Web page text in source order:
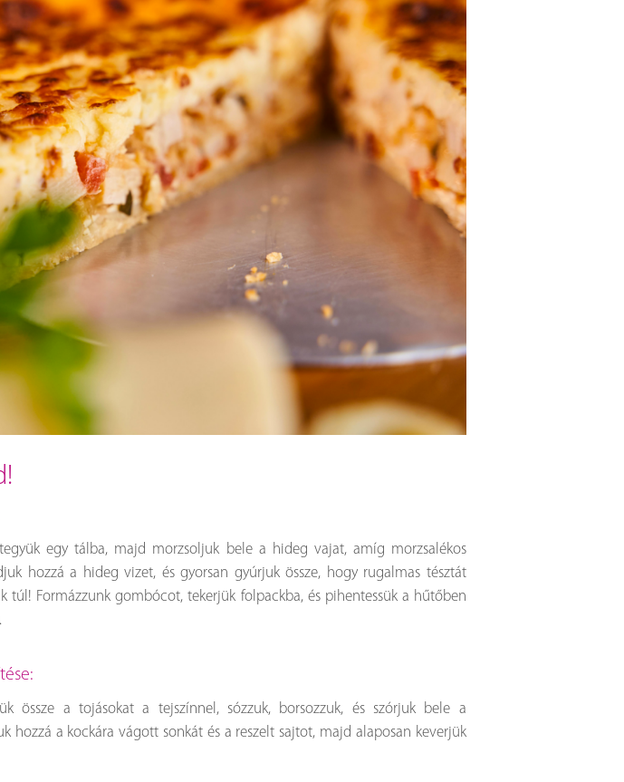
egy tálba, majd morzsoljuk bele a hideg vajat, amíg morzsalékos
hozzá a hideg vizet, és gyorsan gyúrjuk össze, hogy rugalmas tésztát
túl! Formázzunk gombócot, tekerjük folpackba, és pihentessük a hűtőben
össze a tojásokat a tejszínnel, sózzuk, borsozzuk, és szórjuk bele a
hozzá a kockára vágott sonkát és a reszelt sajtot, majd alaposan keverjük